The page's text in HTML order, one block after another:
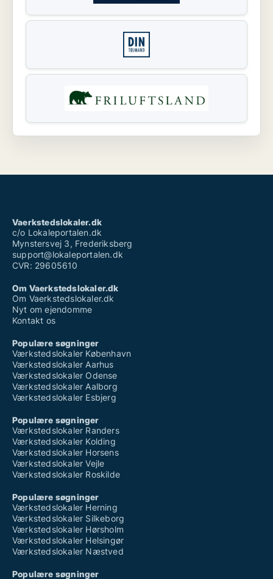
Vaerkstedslokaler.dk
c/o Lokaleportalen.dk
Mynstersvej 3, Frederiksberg
support@lokaleportalen.dk
CVR: 29605610
Om Vaerkstedslokaler.dk
Om Vaerkstedslokaler.dk
Nyt om ejendomme
Kontakt os
Populære søgninger
Værkstedslokaler København
Værkstedslokaler Aarhus
Værkstedslokaler Odense
Værkstedslokaler Aalborg
Værkstedslokaler Esbjerg
Populære søgninger
Værkstedslokaler Randers
Værkstedslokaler Kolding
Værkstedslokaler Horsens
Værkstedslokaler Vejle
Værkstedslokaler Roskilde
Populære søgninger
Værkstedslokaler Herning
Værkstedslokaler Silkeborg
Værkstedslokaler Hørsholm
Værkstedslokaler Helsingør
Værkstedslokaler Næstved
Populære søgninger